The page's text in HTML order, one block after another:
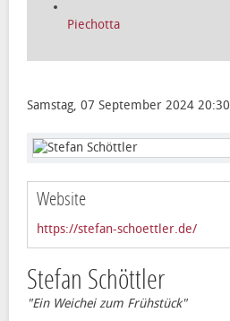
Piechotta
Samstag, 07 September 2024 20:30
Website
https://stefan-schoettler.de/
Stefan Schöttler
"Ein Weichei zum Frühstück"